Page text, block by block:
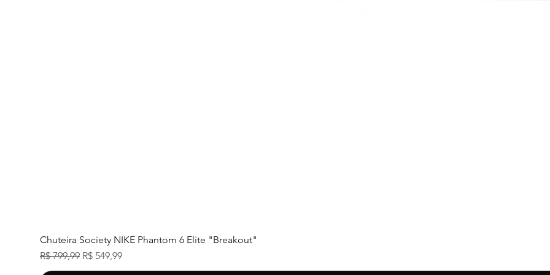
Chuteira Society NIKE Phantom 6 Elite "Breakout"
Preço normal
R$ 799,99 Preço promocional
R$ 549,99